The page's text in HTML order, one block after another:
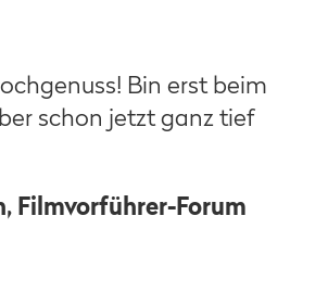
Bin erst beim
schon jetzt ganz tief
Filmvorführer-Forum